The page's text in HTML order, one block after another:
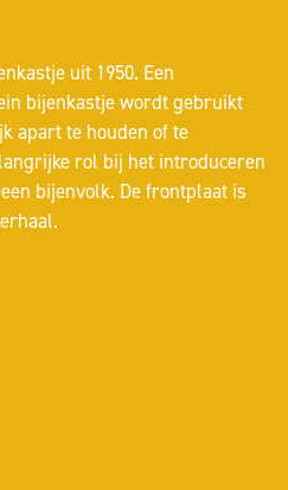
uit 1950. Een
bijenkastje wordt gebruikt
apart te houden of te
rol bij het introduceren
bijenvolk. De frontplaat is